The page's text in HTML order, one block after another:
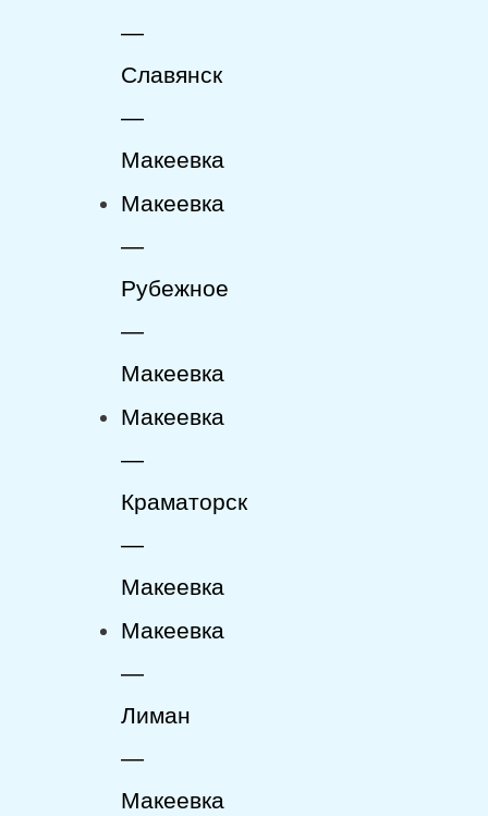
—
Славянск
—
Макеевка
Макеевка
—
Рубежное
—
Макеевка
Макеевка
—
Краматорск
—
Макеевка
Макеевка
—
Лиман
—
Макеевка